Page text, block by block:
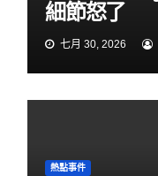
細節怒了
七月 30, 2026
熱點事件